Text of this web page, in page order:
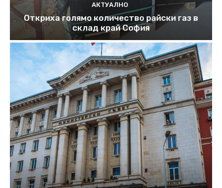
АКТУАЛНО
Откриха голямо количество райски газ в
склад край София